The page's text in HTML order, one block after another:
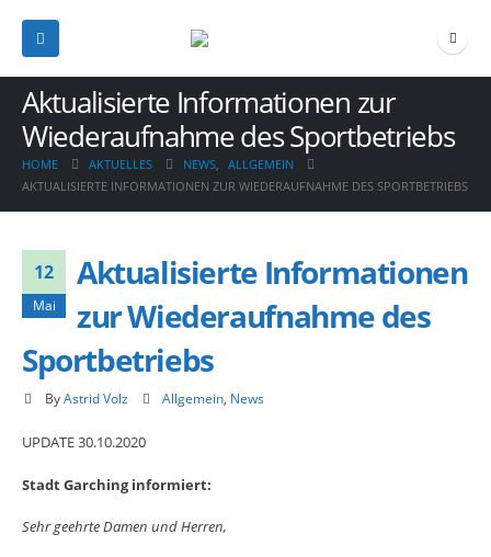
Aktualisierte Informationen zur
Wiederaufnahme des Sportbetriebs
HOME AKTUELLES NEWS, ALLGEMEIN
AKTUALISIERTE INFORMATIONEN ZUR WIEDERAUFNAHME DES SPORTBETRIEBS
12
Mai
Aktualisierte Informationen
zur Wiederaufnahme des
Sportbetriebs
By Astrid Volz Allgemein News
UPDATE 30.10.2020
Stadt Garching informiert:
Sehr geehrte Damen und Herren,